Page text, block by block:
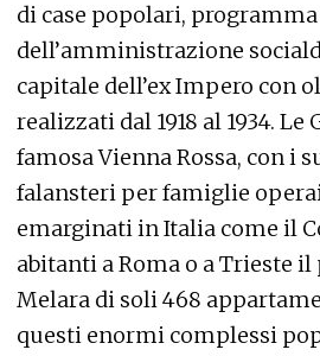
di case popolari,
dell’amministrazione
capitale dell’ex Impero con
realizzati dal 1918 al 1934. Le
famosa Vienna Rossa, con i
falansteri per famiglie
emarginati in Italia come il
abitanti a Roma o a Trieste
Melara di soli 468
questi enormi complessi